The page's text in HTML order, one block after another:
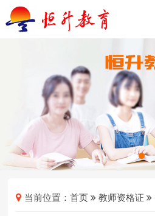
当前位置：首页 教师资格证